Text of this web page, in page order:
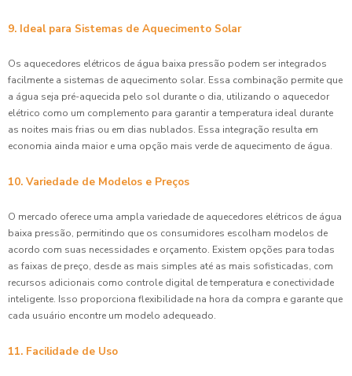
9. Ideal para Sistemas de Aquecimento Solar
Os aquecedores elétricos de água baixa pressão podem ser integrados
facilmente a sistemas de aquecimento solar. Essa combinação permite que
a água seja pré-aquecida pelo sol durante o dia, utilizando o aquecedor
elétrico como um complemento para garantir a temperatura ideal durante
as noites mais frias ou em dias nublados. Essa integração resulta em
economia ainda maior e uma opção mais verde de aquecimento de água.
10. Variedade de Modelos e Preços
O mercado oferece uma ampla variedade de aquecedores elétricos de água
baixa pressão, permitindo que os consumidores escolham modelos de
acordo com suas necessidades e orçamento. Existem opções para todas
as faixas de preço, desde as mais simples até as mais sofisticadas, com
recursos adicionais como controle digital de temperatura e conectividade
inteligente. Isso proporciona flexibilidade na hora da compra e garante que
cada usuário encontre um modelo adequeado.
11. Facilidade de Uso